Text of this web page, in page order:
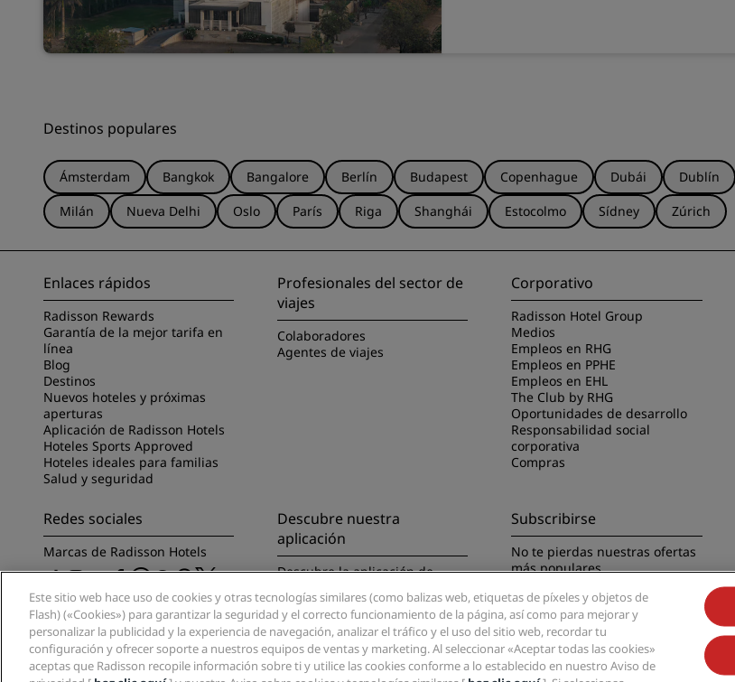
Destinos populares
Ámsterdam Bangkok Bangalore Berlín Budapest Copenhague Dubái Dublín
Milán
Nueva Delhi Oslo París Riga Shanghái Estocolmo Sídney Zúrich
Enlaces rápidos
Radisson Rewards
Garantía de la mejor tarifa en
línea
Blog
Destinos
Nuevos hoteles y próximas
aperturas
Aplicación de Radisson Hotels
Hoteles Sports Approved
Hoteles ideales para familias
Salud y seguridad
Profesionales del sector de
viajes
Colaboradores
Agentes de viajes
Corporativo
Radisson Hotel Group
Medios
Empleos en RHG
Empleos en PPHE
Empleos en EHL
The Club by RHG
Oportunidades de desarrollo
Responsabilidad social
corporativa
Compras
Redes sociales
Marcas de Radisson Hotels
Descubre nuestra
aplicación
Descubre la aplicación de
Subscribirse
No te pierdas nuestras ofertas
más populares
Este sitio web hace uso de cookies y otras tecnologías similares (como balizas web, etiquetas de píxeles y objetos de
Flash) («Cookies») para garantizar la seguridad y el correcto funcionamiento de la página, así como para mejorar y
personalizar la publicidad y la experiencia de navegación, analizar el tráfico y el uso del sitio web, recordar tu
configuración y ofrecer soporte a nuestros equipos de ventas y marketing. Al seleccionar «Aceptar todas las cookies»
aceptas que Radisson recopile información sobre ti y utilice las cookies conforme a lo establecido en nuestro Aviso de